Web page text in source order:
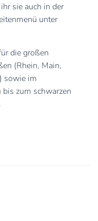
sie auch in der
unter
die großen
(Rhein, Main,
sowie im
zum schwarzen